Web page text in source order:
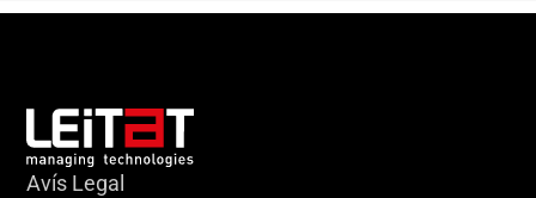
Avís Legal